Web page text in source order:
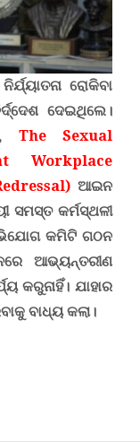
ରୋକିବା
ଦେଇଥିଲେ।
The Sexual
Workplace
) ଆଇନ
ସମସ୍ତ କର୍ମସ୍ଥଳୀ
କମିଟି ଗଠନ
ଆଭ୍ୟନ୍ତରୀଣ
କରୁନାହିଁ। ଯାହାର
ବାଧ୍ୟ କଲା।